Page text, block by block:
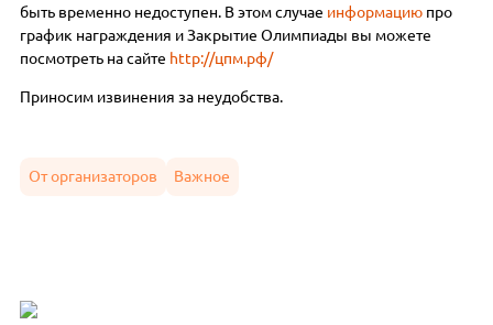
быть временно недоступен. В этом случае информацию про
график награждения и Закрытие Олимпиады вы можете
посмотреть на сайте http://цпм.рф/
Приносим извинения за неудобства.
От организаторов Важное